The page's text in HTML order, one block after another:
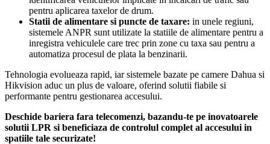
pentru aplicarea taxelor de drum.
Statii de alimentare si puncte de taxare: in unele regiuni,
sistemele ANPR sunt utilizate la statiile de alimentare pentru a
inregistra vehiculele care trec prin zone cu taxa sau pentru a
automatiza procesul de plata la benzinarii.
Tehnologia evolueaza rapid, iar sistemele bazate pe camere Dahua si
Hikvision aduc un plus de valoare, oferind solutii fiabile si
performante pentru gestionarea accesului.
Deschide bariera fara telecomenzi, bazandu-te pe inovatoarele
solutii LPR si beneficiaza de controlul complet al accesului in
spatiile tale securizate!